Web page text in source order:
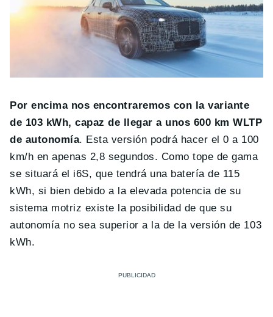
Por encima nos encontraremos con la variante
de 103 kWh, capaz de llegar a unos 600 km WLTP
de autonomía. Esta versión podrá hacer el 0 a 100
km/h en apenas 2,8 segundos. Como tope de gama
se situará el i6S, que tendrá una batería de 115
kWh, si bien debido a la elevada potencia de su
sistema motriz existe la posibilidad de que su
autonomía no sea superior a la de la versión de 103
kWh.